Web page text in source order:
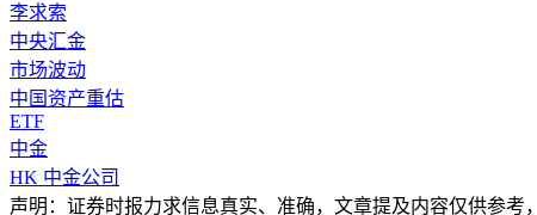
李求索
中央汇金
市场波动
中国资产重估
ETF
中金
HK 中金公司
声明：证券时报力求信息真实、准确，文章提及内容仅供参考